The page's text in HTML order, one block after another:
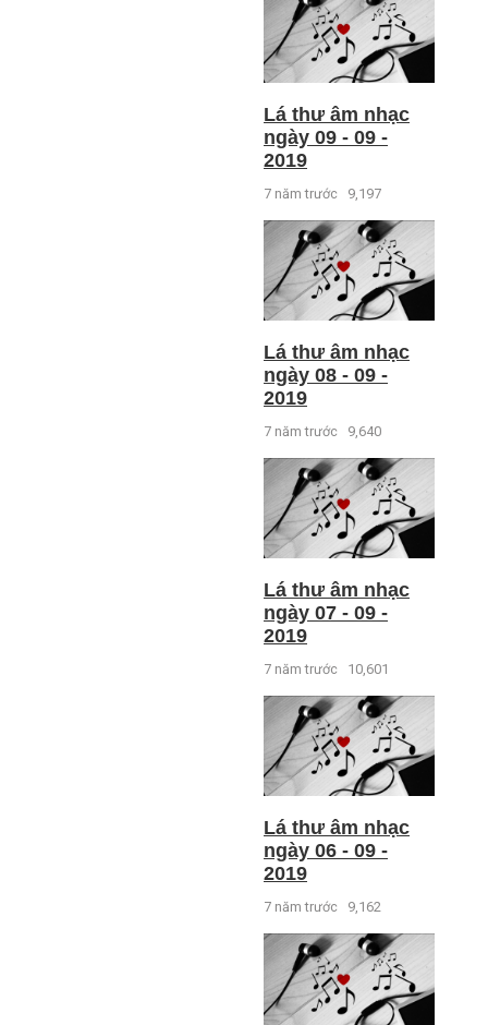
Lá thư âm nhạc
ngày 09 - 09 -
2019
7 năm trước 9,197
Lá thư âm nhạc
ngày 08 - 09 -
2019
7 năm trước 9,640
Lá thư âm nhạc
ngày 07 - 09 -
2019
7 năm trước 10,601
Lá thư âm nhạc
ngày 06 - 09 -
2019
7 năm trước 9,162